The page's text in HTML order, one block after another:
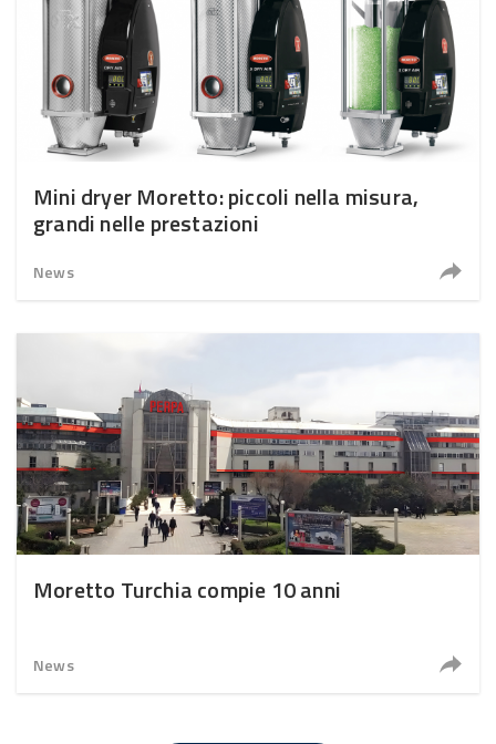
Mini dryer Moretto: piccoli nella misura,
grandi nelle prestazioni
News
Moretto Turchia compie 10 anni
News